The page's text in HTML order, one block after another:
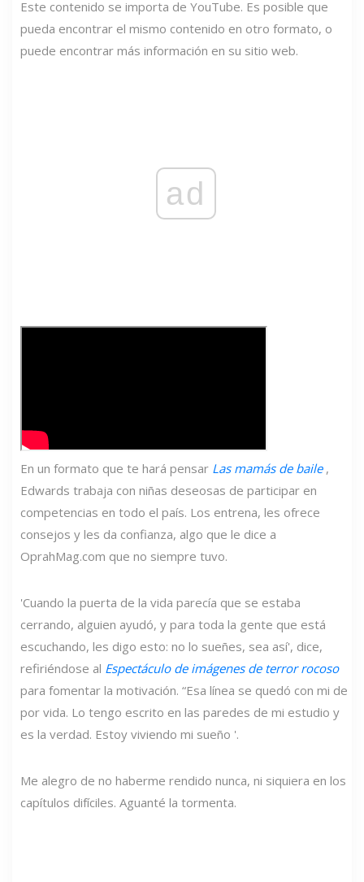
Este contenido se importa de YouTube. Es posible que
pueda encontrar el mismo contenido en otro formato, o
puede encontrar más información en su sitio web.
ad
En un formato que te hará pensar Las mamás de baile ,
Edwards trabaja con niñas deseosas de participar en
competencias en todo el país. Los entrena, les ofrece
consejos y les da confianza, algo que le dice a
OprahMag.com que no siempre tuvo.
'Cuando la puerta de la vida parecía que se estaba
cerrando, alguien ayudó, y para toda la gente que está
escuchando, les digo esto: no lo sueñes, sea así', dice,
refiriéndose al Espectáculo de imágenes de terror rocoso
para fomentar la motivación. “Esa línea se quedó con mi de
por vida. Lo tengo escrito en las paredes de mi estudio y
es la verdad. Estoy viviendo mi sueño '.
Me alegro de no haberme rendido nunca, ni siquiera en los
capítulos difíciles. Aguanté la tormenta.